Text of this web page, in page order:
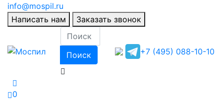
info@mospil.ru
Написать нам
Заказать звонок
Поиск +7 (495) 088-10-10
0